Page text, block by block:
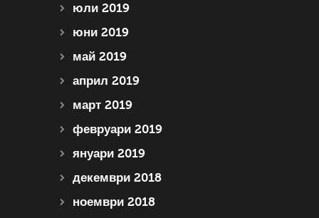
юли 2019
юни 2019
май 2019
април 2019
март 2019
февруари 2019
януари 2019
декември 2018
ноември 2018